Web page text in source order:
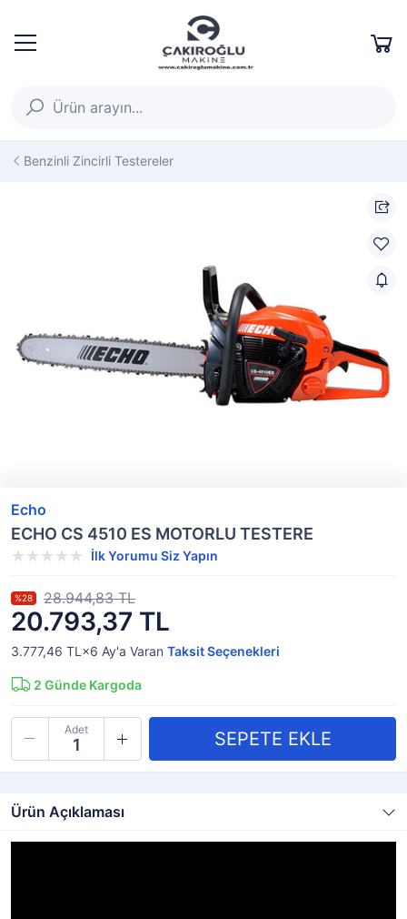
Benzinli Zincirli Testereler
Echo
ECHO CS 4510 ES MOTORLU TESTERE
İlk Yorumu Siz Yapın
20.793,37 TL
%28 28.944,83 TL
3.777,46 TL×6 Ay'a Varan Taksit Seçenekleri
2 Günde Kargoda
Adet
Ürün Açıklaması